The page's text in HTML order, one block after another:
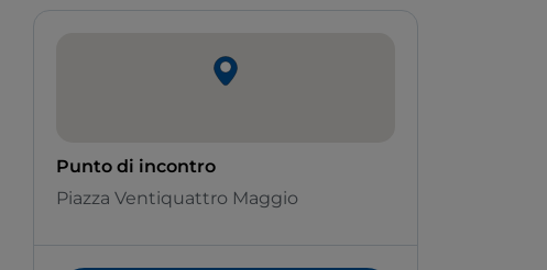
Punto di incontro
Piazza Ventiquattro Maggio